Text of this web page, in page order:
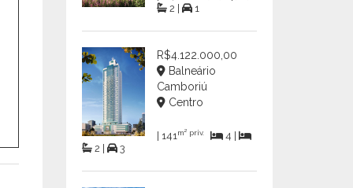
2 |
1
R$4.122.000,00
Balneário
Camboriú
Centro
| 141m² priv.
4 |
2 |
3